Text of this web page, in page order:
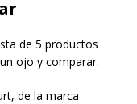
de 5 productos
ojo y comparar.
de la marca